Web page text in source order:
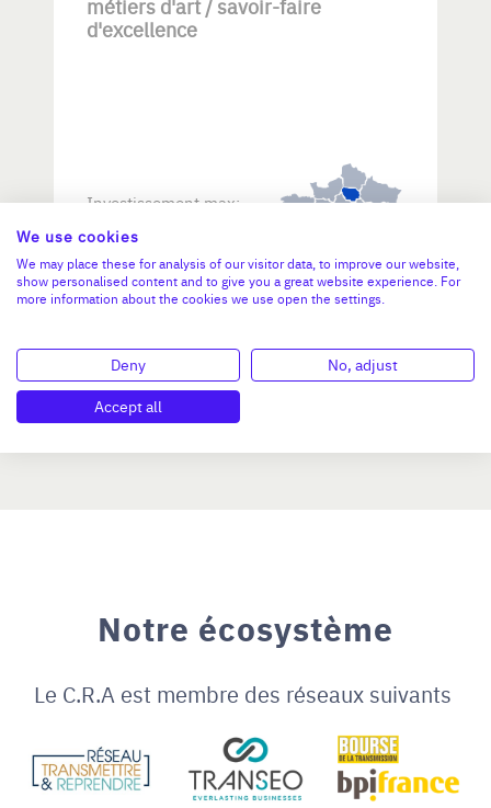
métiers d'art / savoir-faire
d'excellence
Investissement max:
N°47264
Notre écosystème
Le C.R.A est membre des réseaux suivants
We use cookies
We may place these for analysis of our visitor data, to improve our website,
show personalised content and to give you a great website experience. For
more information about the cookies we use open the settings.
Deny
No, adjust
Accept all